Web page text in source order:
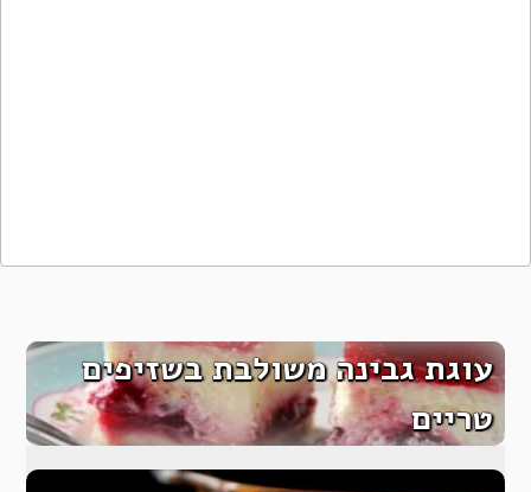
עוגת גבינה משולבת בשזיפים
טריים